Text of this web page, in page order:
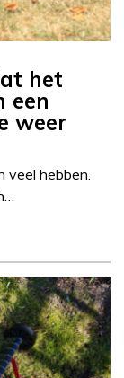
het
een
weer
veel hebben.